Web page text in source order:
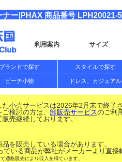
ナー|PHAX 商品番号 LPH20021-
利用案内 サイズ
ブランドで探す スタイルで探す
ビーチ小物 ドレス、カジュアル
小売サービスは2026年2月末で終了
検討の方は、 卸販売サービスのご利
売継続しております。
を販売している場合があります。
ている商品が弊社がメーカーより直
適格販売により収入を得ています。